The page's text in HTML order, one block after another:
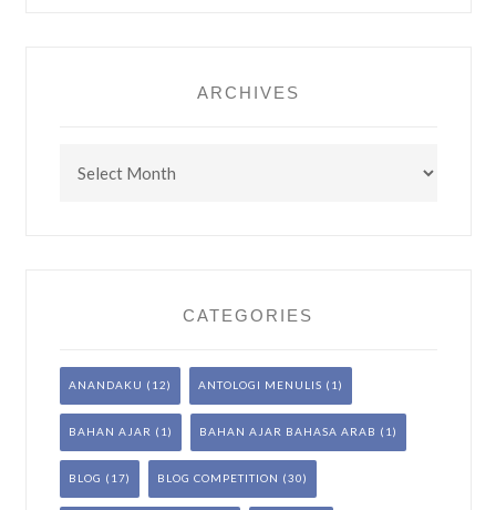
ARCHIVES
CATEGORIES
ANANDAKU (12) ANTOLOGI MENULIS (1)
BAHAN AJAR (1) BAHAN AJAR BAHASA ARAB (1)
BLOG (17) BLOG COMPETITION (30)